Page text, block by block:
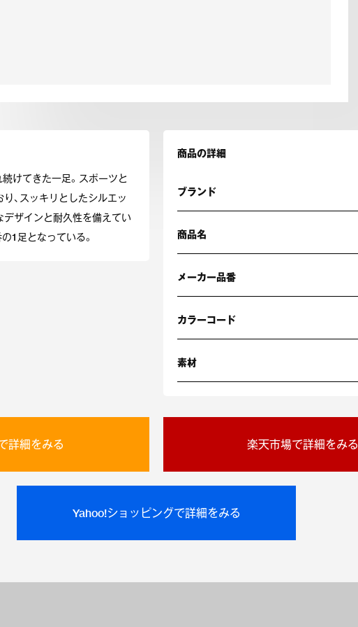
けてきた一足。スポーツと
、スッキリとしたシルエッ
ザインと耐久性を備えてい
1足となっている。
商品の詳細
ブランド
商品名
メーカー品番
カラーコード
素材
詳細をみる 楽天市場で詳細をみる
Yahoo!ショッピングで詳細をみる